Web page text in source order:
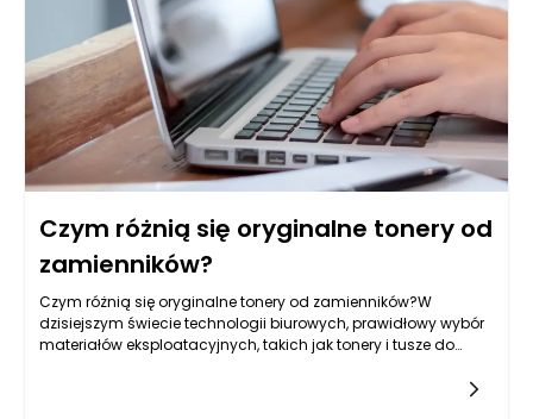
Czym różnią się oryginalne tonery od
zamienników?
Czym różnią się oryginalne tonery od zamienników?W
dzisiejszym świecie technologii biurowych, prawidłowy wybór
materiałów eksploatacyjnych, takich jak tonery i tusze do